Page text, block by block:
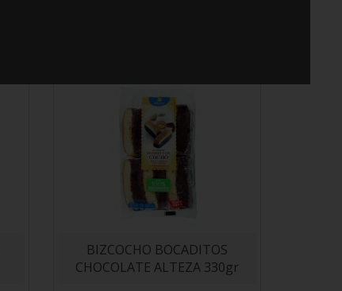
BIZCOCHO BOCADITOS
CHOCOLATE ALTEZA 330gr